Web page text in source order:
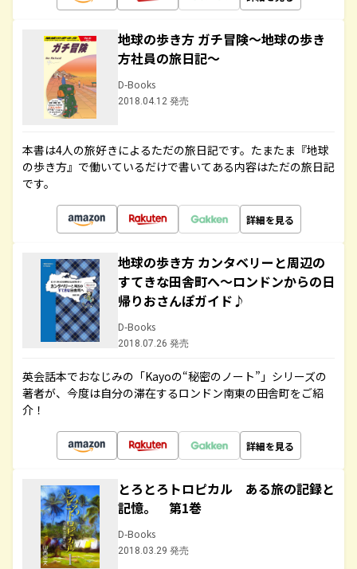
地球の歩き方 ガチ冒険～地球の歩き
方社員の旅日記～
D-Books
2018.04.12 発売
本書は4人の旅好きによるただの旅日記です。たまたま『地球
の歩き方』で働いているだけで書いてある内容はただの旅日記
です。
詳細を見る
地球の歩き方 カンタベリーと周辺の
すてきな田舎町へ～ロンドンからの日
帰りおさんぽガイド♪
D-Books
2018.07.26 発売
英会話本でおなじみの「Kayoの“秘密のノート”」シリーズの
著者が、今度は自分の滞在するロンドン南東の田舎町をご紹
介！
詳細を見る
とろとろトロピカル ある旅の記録と
記憶。 第1巻
D-Books
2018.03.29 発売